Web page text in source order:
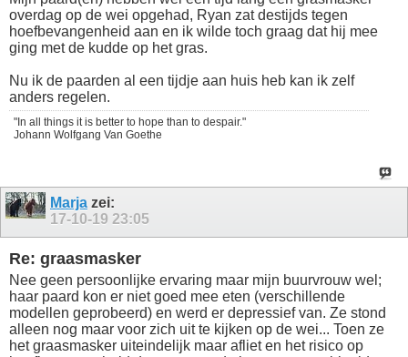
overdag op de wei opgehad, Ryan zat destijds tegen
hoefbevangenheid aan en ik wilde toch graag dat hij mee
ging met de kudde op het gras.
Nu ik de paarden al een tijdje aan huis heb kan ik zelf
anders regelen.
"In all things it is better to hope than to despair."
Johann Wolfgang Van Goethe
Marja zei:
17-10-19 23:05
Re: graasmasker
Nee geen persoonlijke ervaring maar mijn buurvrouw wel;
haar paard kon er niet goed mee eten (verschillende
modellen geprobeerd) en werd er depressief van. Ze stond
alleen nog maar voor zich uit te kijken op de wei... Toen ze
het graasmasker uiteindelijk maar afliet en het risico op